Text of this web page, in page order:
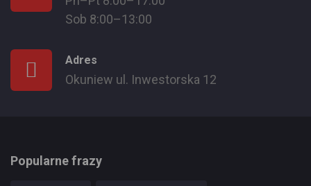
Sob 8:00–13:00
Adres
Okuniew ul. Inwestorska 12
Popularne frazy